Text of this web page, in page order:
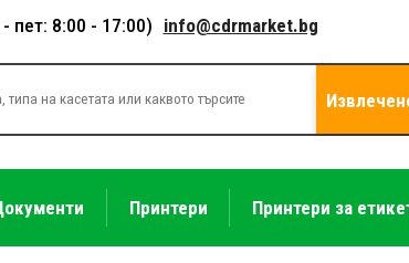
пет: 8:00 - 17:00) info@cdrmarket.bg
Принтери Принтери за